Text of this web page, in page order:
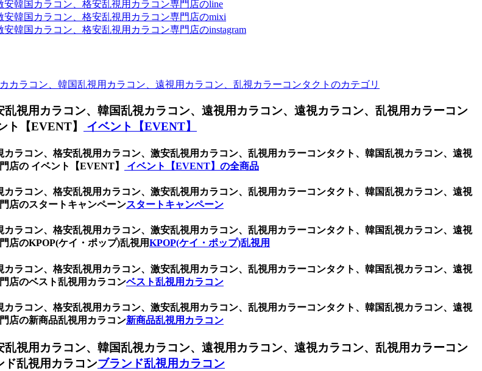
韓国カラコン、格安乱視用カラコン専門店のline
韓国カラコン、格安乱視用カラコン専門店のmixi
韓国カラコン、格安乱視用カラコン専門店のinstagram
ラコン、韓国乱視用カラコン、遠視用カラコン、乱視カラーコンタクトのカテゴリ
視用カラコン、韓国乱視カラコン、遠視用カラコン、遠視カラコン、乱視用カラーコン
ト【EVENT】
イベント【EVENT】
ラコン、格安乱視用カラコン、激安乱視用カラコン、乱視用カラーコンタクト、韓国乱視カラコン、遠視
店の イベント【EVENT】
イベント【EVENT】の全商品
ラコン、格安乱視用カラコン、激安乱視用カラコン、乱視用カラーコンタクト、韓国乱視カラコン、遠視
店のスタートキャンペーンスタートキャンペーン
ラコン、格安乱視用カラコン、激安乱視用カラコン、乱視用カラーコンタクト、韓国乱視カラコン、遠視
店のKPOP(ケイ・ポップ)乱視用KPOP(ケイ・ポップ)乱視用
ラコン、格安乱視用カラコン、激安乱視用カラコン、乱視用カラーコンタクト、韓国乱視カラコン、遠視
店のベスト乱視用カラコンベスト乱視用カラコン
ラコン、格安乱視用カラコン、激安乱視用カラコン、乱視用カラーコンタクト、韓国乱視カラコン、遠視
店の新商品乱視用カラコン新商品乱視用カラコン
視用カラコン、韓国乱視カラコン、遠視用カラコン、遠視カラコン、乱視用カラーコン
ド乱視用カラコンブランド乱視用カラコン